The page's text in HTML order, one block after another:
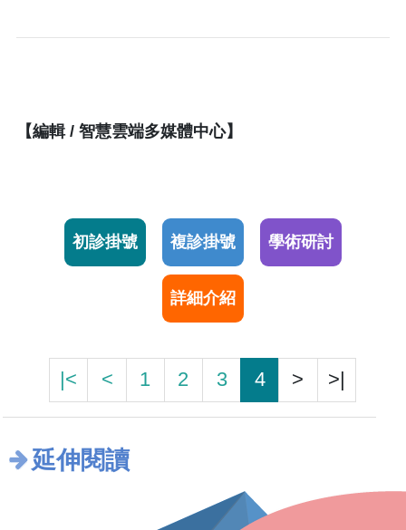
【編輯 / 智慧雲端多媒體中心】
初診掛號 複診掛號 學術研討
詳細介紹
|< < 1 2 3 4 > >|
延伸閱讀